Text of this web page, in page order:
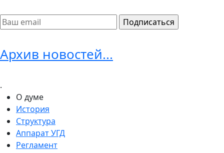
Архив новостей...
.
О думе
История
Структура
Аппарат УГД
Регламент